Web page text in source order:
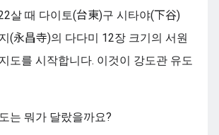
살 때 다이토(台東)구 시타야(下谷)
(永昌寺)의 다다미 12장 크기의 서원
도를 시작합니다. 이것이 강도관 유도
는 뭐가 달랐을까요?